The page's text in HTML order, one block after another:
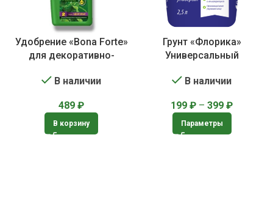
Удобрение «Bona Forte»
для декоративно-
В наличии
489 ₽
В корзину
Грунт «Флорика»
Универсальный
В наличии
199 ₽ – 399 ₽
Параметры